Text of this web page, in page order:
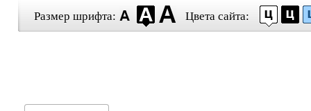
Размер шрифта: Цвета сайта: